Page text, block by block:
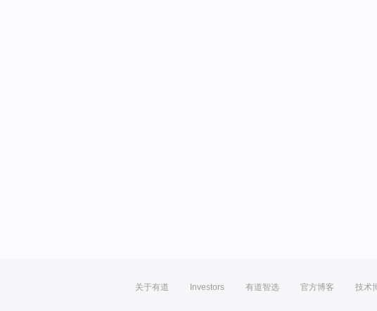
关于有道 Investors 有道智选 官方博客 技术